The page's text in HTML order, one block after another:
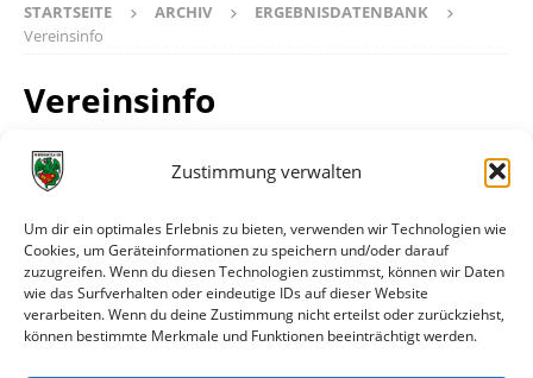
Zustimmung verwalten
Um dir ein optimales Erlebnis zu bieten, verwenden wir Technologien wie
Cookies, um Geräteinformationen zu speichern und/oder darauf
zuzugreifen. Wenn du diesen Technologien zustimmst, können wir Daten
wie das Surfverhalten oder eindeutige IDs auf dieser Website
verarbeiten. Wenn du deine Zustimmung nicht erteilst oder zurückziehst,
können bestimmte Merkmale und Funktionen beeinträchtigt werden.
STARTSEITE ARCHIV
ERGEBNISDATENBANK
Vereinsinfo
Vereinsinfo
FK Clausen
Homepage
https://www.fkclausen.de
Ort
Clausen
Weitere Informationen